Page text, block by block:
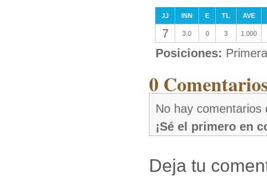
JJ INN E TL AVE
7 3.0 0 3 1.000
Posiciones:
0
No hay comentarios
¡Sé el primero en
Deja tu